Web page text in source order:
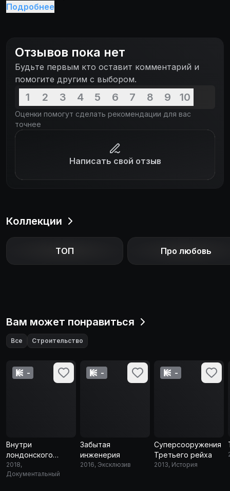
Подробнее
Отзывов пока нет
Будьте первым кто оставит комментарий и
помогите другим с выбором.
1 2 3 4 5 6 7 8 9 10
Оценки помогут сделать рекомендации для вас
точнее
Написать свой отзыв
Коллекции
ТОП Про любовь
Вам может понравиться
Все Строительство
-
Внутри
лондонского
Тауэра
2018,
Документальный
-
Забытая
инженерия
2016, Эксклюзив
-
Суперсооружения
Третьего рейха
2013, История